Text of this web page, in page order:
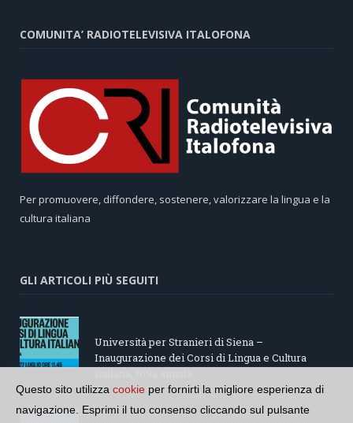
COMUNITA’ RADIOTELEVISIVA ITALOFONA
Per promuovere, diffondere, sostenere, valorizzare la lingua e la
cultura italiana
GLI ARTICOLI PIÙ SEGUITI
Università per Stranieri di Siena –
Inaugurazione dei Corsi di Lingua e Cultura
Questo sito utilizza cookie per fornirti la migliore esperienza di
navigazione. Esprimi il tuo consenso cliccando sul pulsante